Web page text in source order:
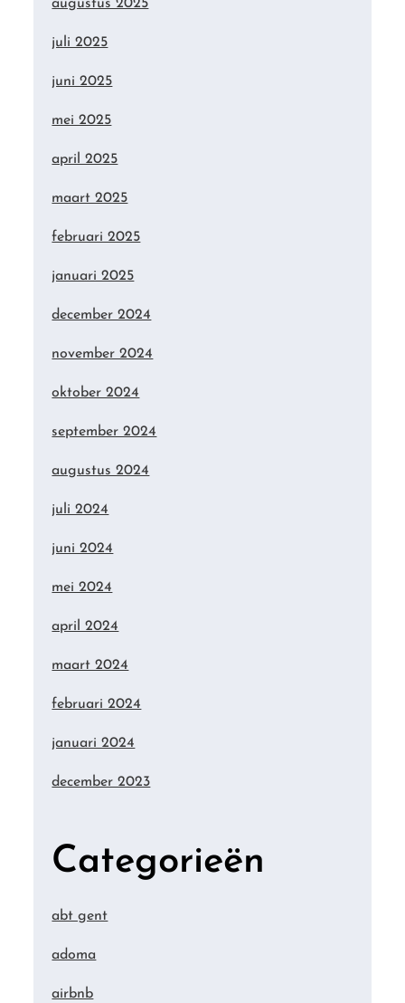
augustus 2025
juli 2025
juni 2025
mei 2025
april 2025
maart 2025
februari 2025
januari 2025
december 2024
november 2024
oktober 2024
september 2024
augustus 2024
juli 2024
juni 2024
mei 2024
april 2024
maart 2024
februari 2024
januari 2024
december 2023
Categorieën
abt gent
adoma
airbnb